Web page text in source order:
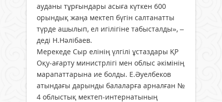
ауданы тұрғындары асыға күткен 600
орындық жаңа мектеп бүгін салтанатты
түрде ашылып, ел игілігіне табысталды», –
деді Н.Нәлібаев.
Мерекеде Сыр елінің үлгілі ұстаздары ҚР
Оқу-ағарту министрлігі мен облыс әкімінің
марапаттарына ие болды. Е.Әуелбеков
атындағы дарынды балаларға арналған №
4 облыстық мектеп-интернатының